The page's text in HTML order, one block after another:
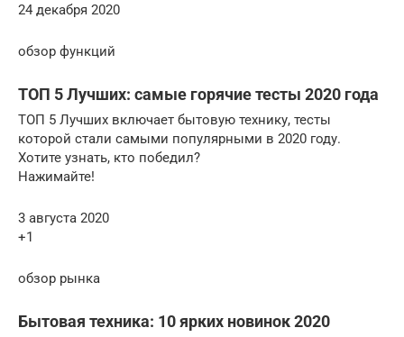
24 декабря 2020
обзор функций
ТОП 5 Лучших: самые горячие тесты 2020 года
ТОП 5 Лучших включает бытовую технику, тесты
которой стали самыми популярными в 2020 году.
Хотите узнать, кто победил?
Нажимайте!
3 августа 2020
+1
обзор рынка
Бытовая техника: 10 ярких новинок 2020